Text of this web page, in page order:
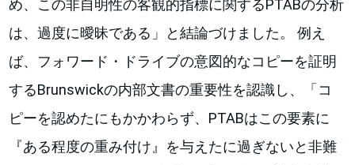
め、この非自明性の客観的指標に関するPTABの分析
は、過度に曖昧である」と結論づけました。 例え
ば、フォワード・ドライブの意図的なコピーを証明
するBrunswickの内部文書の重要性を認識し、「コ
ピーを認めたにもかかわらず、PTABはこの要素に
『ある程度の重み付け』を与えたに過ぎないと非難